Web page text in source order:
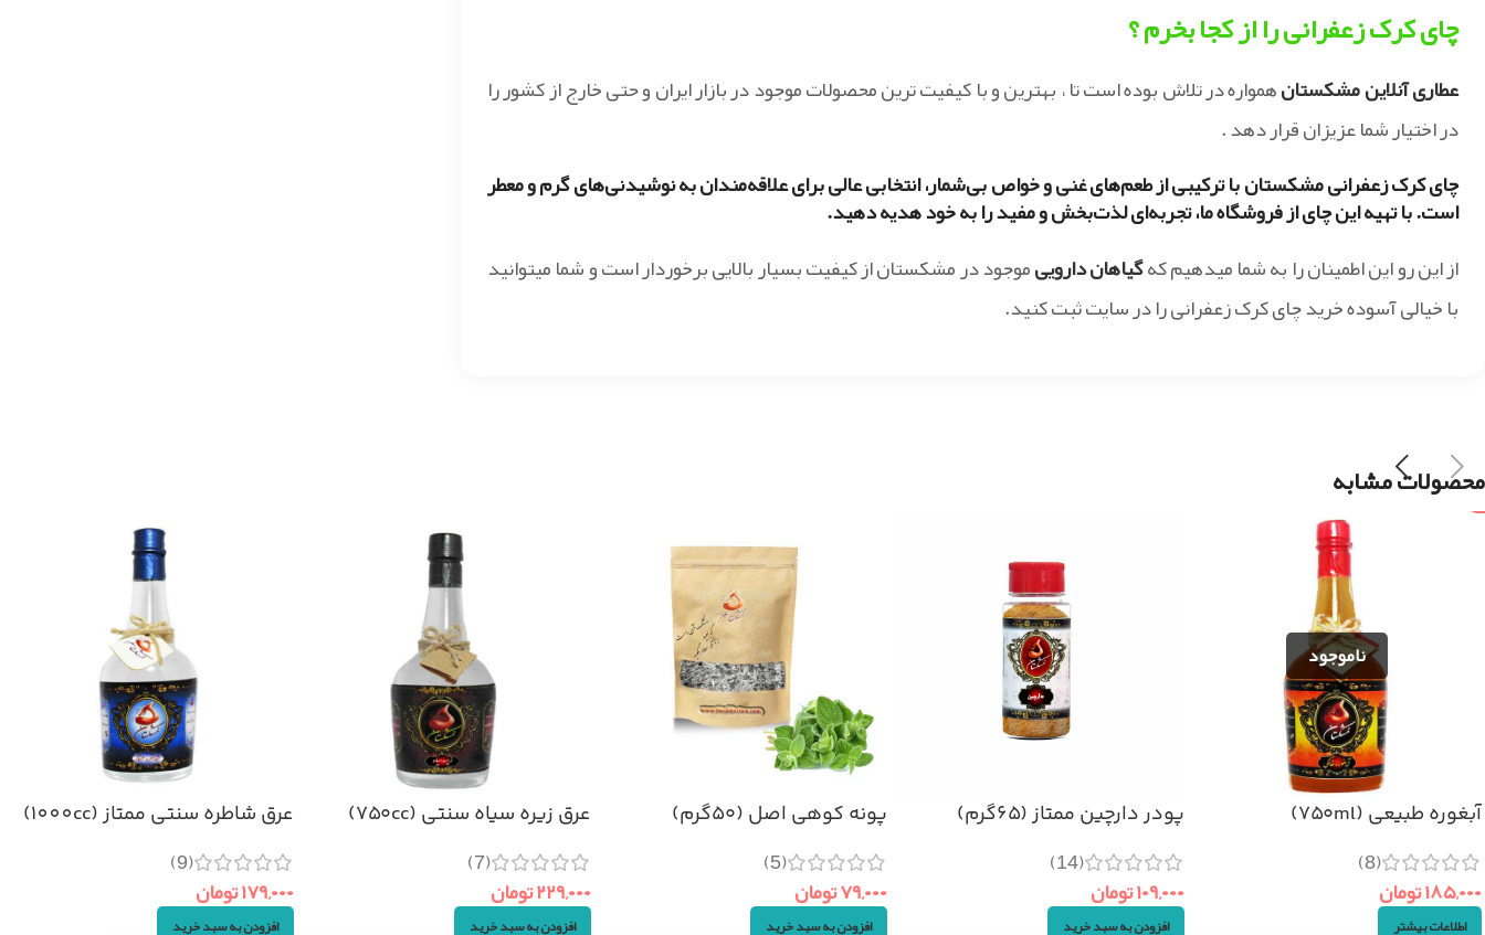
چای کرک زعفرانی را از کجا بخرم ؟
عطاری آنلاین مشکستانهمواره در تلاش بوده است تا ، بهترین و با کیفیت ترین محصولات موجود در بازار ایران و حتی خارج از کشور را
در اختیار شما عزیزان قرار دهد .
چای کرک زعفرانی مشکستان با ترکیبی از طعم‌های غنی و خواص بی‌شمار، انتخابی عالی برای علاقه‌مندان به نوشیدنی‌های گرم و معطر
است. با تهیه این چای از فروشگاه ما، تجربه‌ای لذت‌بخش و مفید را به خود هدیه دهید.
از این رو این اطمینان را به شما میدهیم کهگیاهان داروییموجود در مشکستان از کیفیت بسیار بالایی برخوردار است و شما میتوانید
با خیالی آسوده خرید چای کرک زعفرانی را در سایت ثبت کنید.
محصولات مشابه
آبغوره طبیعی (۷۵۰ml)
(8)
۱۸۵,۰۰۰تومان
اطلاعات بیشتر
پودر دارچین ممتاز (۶۵گرم)
(14)
۱۰۹,۰۰۰تومان
افزودن به سبد خرید
پونه کوهی اصل (۵۰گرم)
(5)
۷۹,۰۰۰تومان
افزودن به سبد خرید
عرق زیره سیاه سنتی (۷۵۰cc)
(7)
۲۲۹,۰۰۰تومان
افزودن به سبد خرید
عرق شاطره سنتی ممتاز (1000cc)
(9)
۱۷۹,۰۰۰تومان
افزودن به سبد خرید